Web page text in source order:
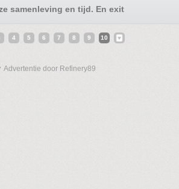
samenleving en tijd. En exit
4 5 6 7 8 9 10
Advertentie door Refinery89